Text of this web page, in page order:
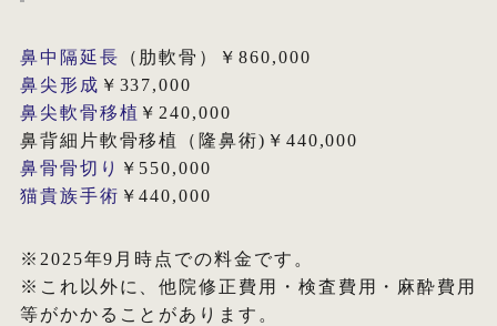
鼻中隔延長 （肋軟骨）￥860,000
鼻尖形成 ￥337,000
鼻尖軟骨移植 ￥240,000
鼻背細片軟骨移植（隆鼻術)￥440,000
鼻骨骨切り ￥550,000
猫貴族手術 ￥440,000
※2025年9月時点での料金です。
※これ以外に、他院修正費用・検査費用・麻酔費用
等がかかることがあります。